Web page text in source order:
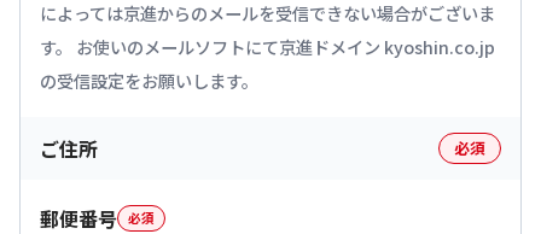
によっては京進からのメールを受信できない場合がございま
す。 お使いのメールソフトにて京進ドメイン kyoshin.co.jp
の受信設定をお願いします。
ご住所 必須
郵便番号 必須